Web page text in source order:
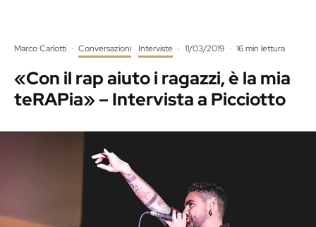
Marco Carlotti · Conversazioni Interviste · 11/03/2019 · 16 min lettura
«Con il rap aiuto i ragazzi, è la mia
teRAPia» – Intervista a Picciotto